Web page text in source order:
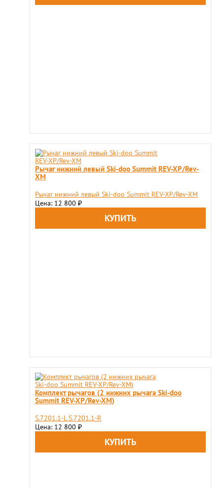
Рычаг нижний левый Ski-doo Summit REV-XP/Rev-
XM
Рычаг нижний левый Ski-doo Summit REV-XP/Rev-XM
Цена: 12 800 ₽
Комплект рычагов (2 нижних рычага Ski-doo
Summit REV-XP/Rev-XM)
S.7201.1-L S.7201.1-R
Цена: 12 800 ₽